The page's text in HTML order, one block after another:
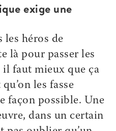
exige une
les héros de
là pour passer les
il faut mieux que ça
les fasse
façon possible. Une
dans un certain